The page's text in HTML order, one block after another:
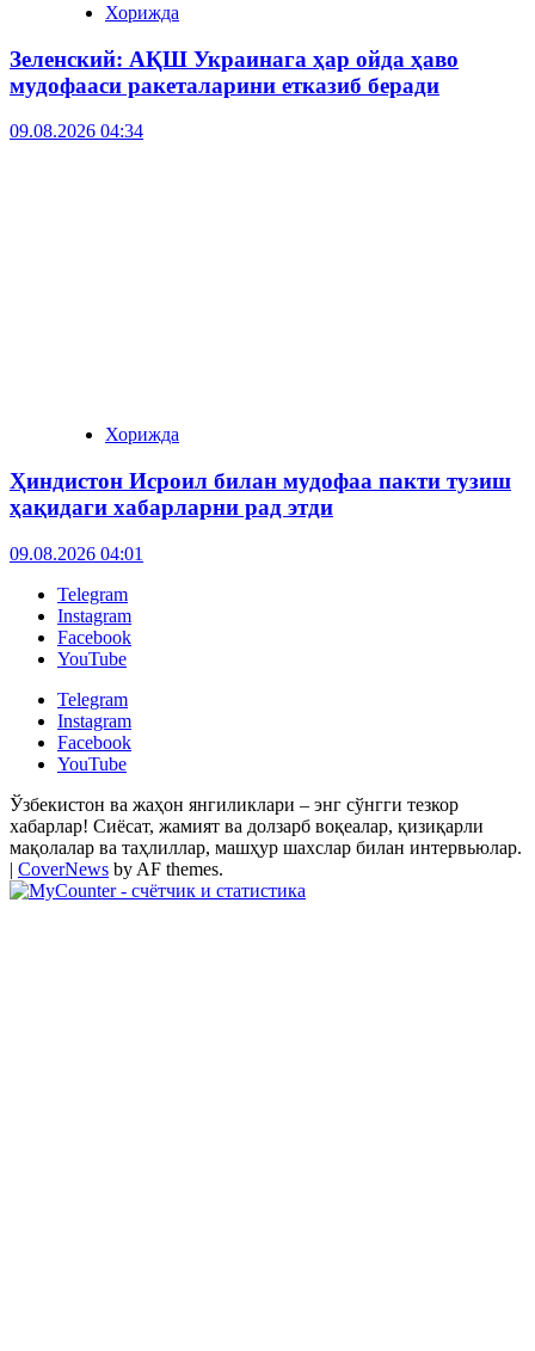
Хорижда
Зеленский: АҚШ Украинага ҳар ойда ҳаво
мудофааси ракеталарини етказиб беради
09.08.2026 04:34
Хорижда
Ҳиндистон Исроил билан мудофаа пакти тузиш
ҳақидаги хабарларни рад этди
09.08.2026 04:01
Telegram
Instagram
Facebook
YouTube
Telegram
Instagram
Facebook
YouTube
Ўзбекистон ва жаҳон янгиликлари – энг сўнгги тезкор
хабарлар! Сиёсат, жамият ва долзарб воқеалар, қизиқарли
мақолалар ва таҳлиллар, машҳур шахслар билан интервьюлар.
| CoverNews by AF themes.